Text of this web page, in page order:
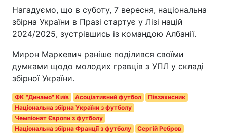
Нагадуємо, що в суботу, 7 вересня, національна
збірна України в Празі стартує у Лізі націй
2024/2025, зустрівшись із командою Албанії.
Мирон Маркевич раніше поділився своїми
думками щодо молодих гравців з УПЛ у складі
збірної України.
ФК "Динамо" Київ Асоціативний футбол
Півзахисник
Національна збірна України з футболу
Чемпіонат Європи з футболу
Національна збірна Франції з футболу
Сергій Ребров